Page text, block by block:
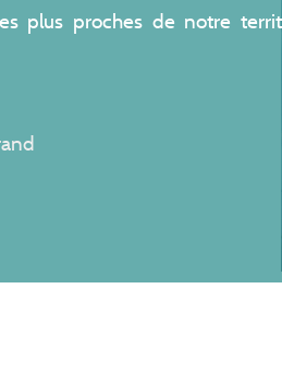
plus proches de notre